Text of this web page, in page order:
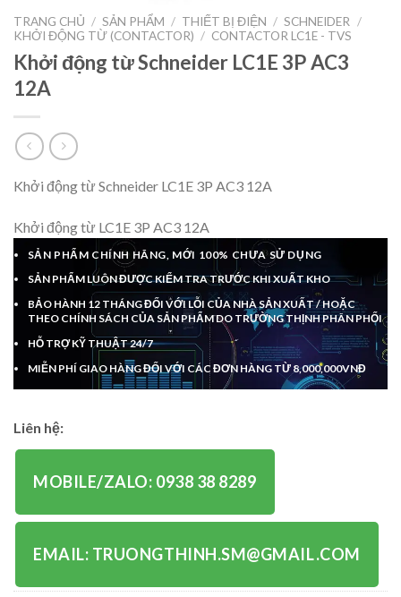
TRANG CHỦ / SẢN PHẨM / THIẾT BỊ ĐIỆN / SCHNEIDER
/
KHỞI ĐỘNG TỪ (CONTACTOR) / CONTACTOR LC1E - TVS
Khởi động từ Schneider LC1E 3P AC3
12A
Khởi động từ Schneider LC1E 3P AC3 12A
Khởi động từ LC1E 3P AC3 12A
SẢN PHẨM CHÍNH HÃNG, MỚI 100% CHƯA SỬ DỤNG
SẢN PHẨM LUÔN ĐƯỢC KIỂM TRA TRƯỚC KHI XUẤT KHO
BẢO HÀNH 12 THÁNG ĐỐI VỚI LỖI CỦA NHÀ SẢN XUẤT / HOẶC
THEO CHÍNH SÁCH CỦA SẢN PHẨM DO TRƯỜNG THỊNH PHÂN PHỐI
HỖ TRỢ KỸ THUẬT 24/7
MIỄN PHÍ GIAO HÀNG ĐỐI VỚI CÁC ĐƠN HÀNG TỪ 8,000,000VNĐ
Liên hệ:
MOBILE/ZALO: 0938 38 8289
EMAIL: TRUONGTHINH.SM@GMAIL.COM